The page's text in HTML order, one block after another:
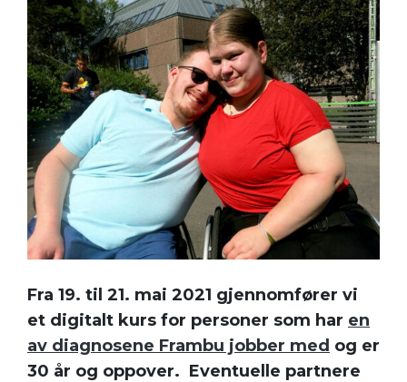
Fra 19. til 21. mai 2021 gjennomfører vi
et digitalt kurs for personer som har en
av diagnosene Frambu jobber med og er
30 år og oppover. Eventuelle partnere